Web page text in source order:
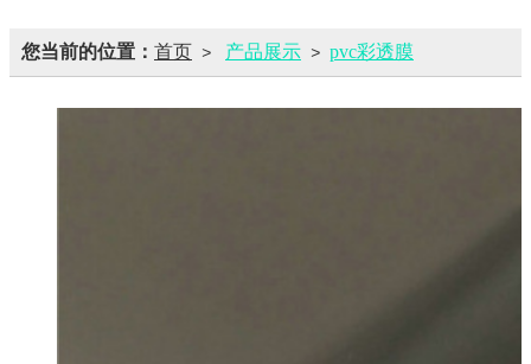
您当前的位置： 首页 > 产品展示 > pvc彩透膜